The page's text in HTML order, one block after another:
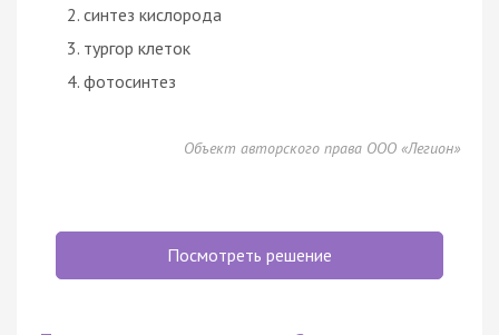
синтез кислорода
тургор клеток
фотосинтез
Объект авторского права ООО «Легион»
Посмотреть решение